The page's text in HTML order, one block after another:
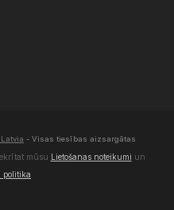
- Visas tiesības aizsargātas
mūsu Lietošanas noteikumi un
politika